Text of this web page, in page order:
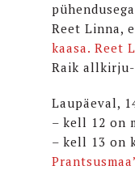
Reet Linna,
kaasa. Reet
Raik allkirju-
Laupäeval,
– kell 12 on
– kell 13 on